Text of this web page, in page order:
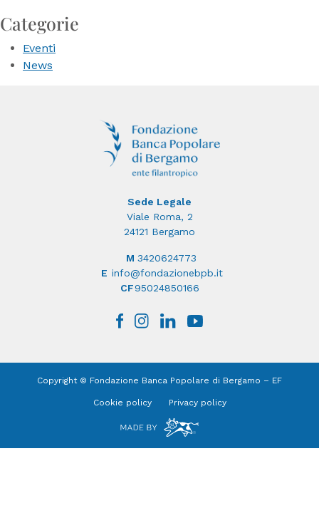
Categorie
Eventi
News
Sede Legale
Viale Roma, 2
24121 Bergamo
M 3420624773
E info@fondazionebpb.it
CF95024850166
Copyright © Fondazione Banca Popolare di Bergamo – EF
Cookie policy Privacy policy